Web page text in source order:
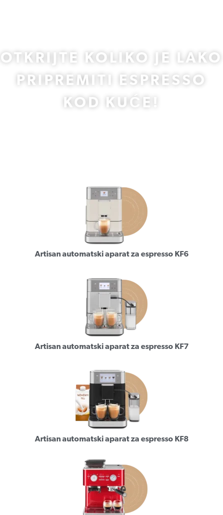
OTKRIJTE KOLIKO JE LAKO
PRIPREMITI ESPRESSO
KOD KUĆE!
Artisan automatski aparat za espresso KF6
Artisan automatski aparat za espresso KF7
Artisan automatski aparat za espresso KF8